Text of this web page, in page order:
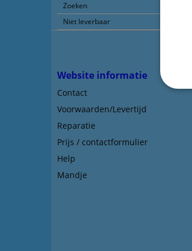
Zoeken
Niet leverbaar
Website informatie
Contact
Voorwaarden/Levertijd
Reparatie
Prijs / contactformulier
Help
Mandje